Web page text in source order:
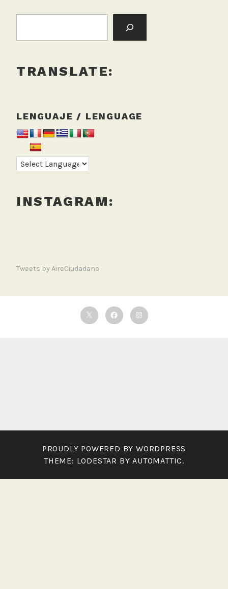
TRANSLATE:
LENGUAJE / LENGUAGE
INSTAGRAM:
Tweets by AireCiudadano
TwitterFacebookInstagram
PROUDLY POWERED BY WORDPRESS
THEME: LODESTAR BYAUTOMATTIC.